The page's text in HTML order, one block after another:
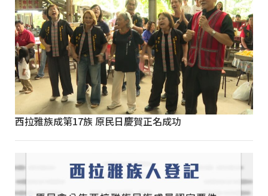
西拉雅族成第17族 原民日慶賀正名成功